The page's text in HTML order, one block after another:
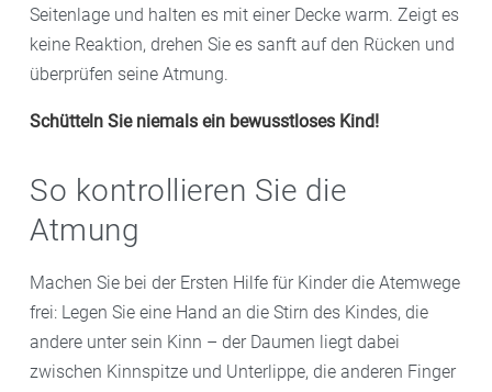
Seitenlage und halten es mit einer Decke warm. Zeigt es
keine Reaktion, drehen Sie es sanft auf den Rücken und
überprüfen seine Atmung.
Schütteln Sie niemals ein bewusstloses Kind!
So kontrollieren Sie die
Atmung
Machen Sie bei der Ersten Hilfe für Kinder die Atemwege
frei: Legen Sie eine Hand an die Stirn des Kindes, die
andere unter sein Kinn – der Daumen liegt dabei
zwischen Kinnspitze und Unterlippe, die anderen Finger